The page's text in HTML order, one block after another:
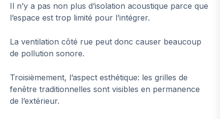
Il n’y a pas non plus d’isolation acoustique parce que
l’espace est trop limité pour l’intégrer.
La ventilation côté rue peut donc causer beaucoup
de pollution sonore.
Troisièmement, l’aspect esthétique: les grilles de
fenêtre traditionnelles sont visibles en permanence
de l’extérieur.